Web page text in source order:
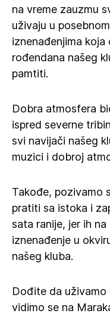
na vreme zauzmu
uživaju u
iznenađenjima koja
rođendana našeg
pamtiti.
Dobra atmosfera
ispred severne
svi navijači našeg
muzici i dobroj
Takođe, pozivamo
pratiti sa istoka i
sata ranije, jer ih
iznenađenje u
našeg kluba.
Dođite da uživamo
vidimo se na